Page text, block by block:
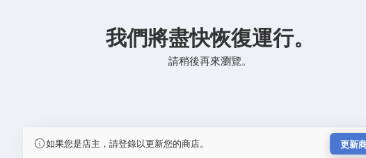
我們將盡快恢復運行。
請稍後再來瀏覽。
如果您是店主，請登錄以更新您的商店。 更新